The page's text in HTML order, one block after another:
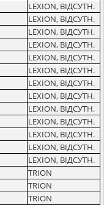
LEXION, ВІДСУТН.
LEXION, ВІДСУТН.
LEXION, ВІДСУТН.
LEXION, ВІДСУТН.
LEXION, ВІДСУТН.
LEXION, ВІДСУТН.
LEXION, ВІДСУТН.
LEXION, ВІДСУТН.
LEXION, ВІДСУТН.
LEXION, ВІДСУТН.
LEXION, ВІДСУТН.
LEXION, ВІДСУТН.
LEXION, ВІДСУТН.
TRION
TRION
TRION